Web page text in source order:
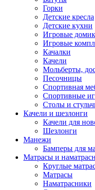
Горки
Детские кресла
Детские кухни
Игровые
Игровые
Качалки
Качели
Мольберты,
Песочницы
Спортивная
Спортивные
Столы и
Качели и шезлонги
Качели для
Шезлонги
Манежи
Бамперы для
Матрасы и
Круглые
Матрасы
Наматрасники